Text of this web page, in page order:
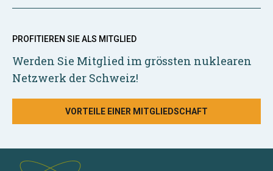
PROFITIEREN SIE ALS MITGLIED
Werden Sie Mitglied im grössten nuklearen
Netzwerk der Schweiz!
VORTEILE EINER MITGLIEDSCHAFT